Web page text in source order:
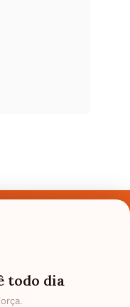
todo dia